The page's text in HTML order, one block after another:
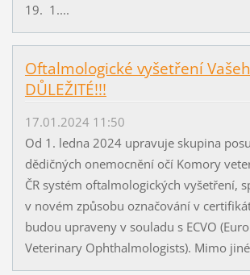
19. 1....
Oftalmologické vyšetření
DŮLEŽITÉ!!!
17.01.2024 11:50
Od 1. ledna 2024 upravuje skupina
dědičných onemocnění očí Komory
ČR systém oftalmologických vyšetření,
v novém způsobu označování v
budou upraveny v souladu s ECVO
Veterinary Ophthalmologists). Mimo